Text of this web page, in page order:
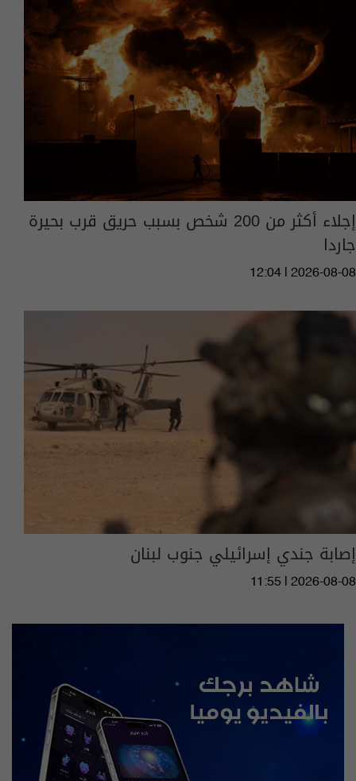
إجلاء أكثر من 200 شخص بسبب حريق قرب بحيرة
جاردا
12:04 | 2026-08-08
إصابة جندي إسرائيلي جنوب لبنان
11:55 | 2026-08-08